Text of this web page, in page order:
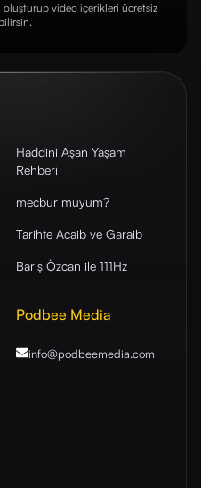
oluşturup video içerikleri ücretsiz
Haddini Aşan Yaşam
Rehberi
mecbur muyum?
Tarihte Acaib ve Garaib
Barış Özcan ile 111Hz
Podbee Media
info@podbeemedia.com